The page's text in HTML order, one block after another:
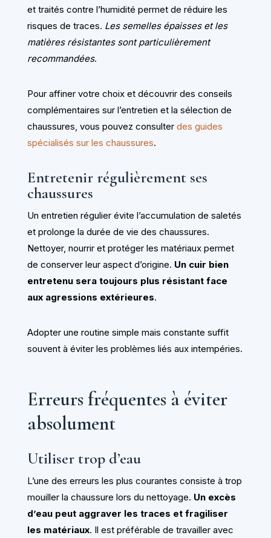
et traités contre l’humidité permet de réduire les
risques de traces. Les semelles épaisses et les
matières résistantes sont particulièrement
recommandées.
Pour affiner votre choix et découvrir des conseils
complémentaires sur l’entretien et la sélection de
chaussures, vous pouvez consulter des guides
spécialisés sur les chaussures.
Entretenir régulièrement ses
chaussures
Un entretien régulier évite l’accumulation de saletés
et prolonge la durée de vie des chaussures.
Nettoyer, nourrir et protéger les matériaux permet
de conserver leur aspect d’origine. Un cuir bien
entretenu sera toujours plus résistant face
aux agressions extérieures.
Adopter une routine simple mais constante suffit
souvent à éviter les problèmes liés aux intempéries.
Erreurs fréquentes à éviter
absolument
Utiliser trop d’eau
L’une des erreurs les plus courantes consiste à trop
mouiller la chaussure lors du nettoyage. Un excès
d’eau peut aggraver les traces et fragiliser
les matériaux. Il est préférable de travailler avec